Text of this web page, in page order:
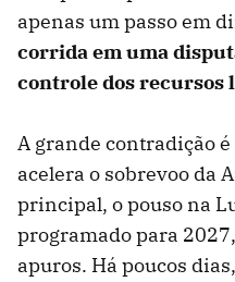
apenas um passo em
corrida em uma
controle dos recursos
A grande contradição
acelera o sobrevoo da
principal, o pouso na
programado para
apuros. Há poucos